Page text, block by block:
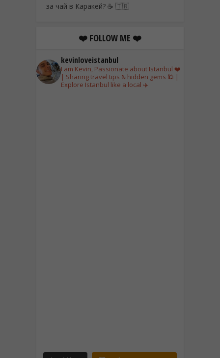
за чай в Каракей? ☕ 🇹🇷
❤️ FOLLOW ME ❤️
kevinloveistanbul
I am Kevin, Passionate about Istanbul ❤️
| Sharing travel tips & hidden gems 🕌 |
Explore Istanbul like a local ✈️